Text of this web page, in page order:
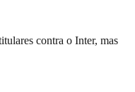
contra o Inter, mas